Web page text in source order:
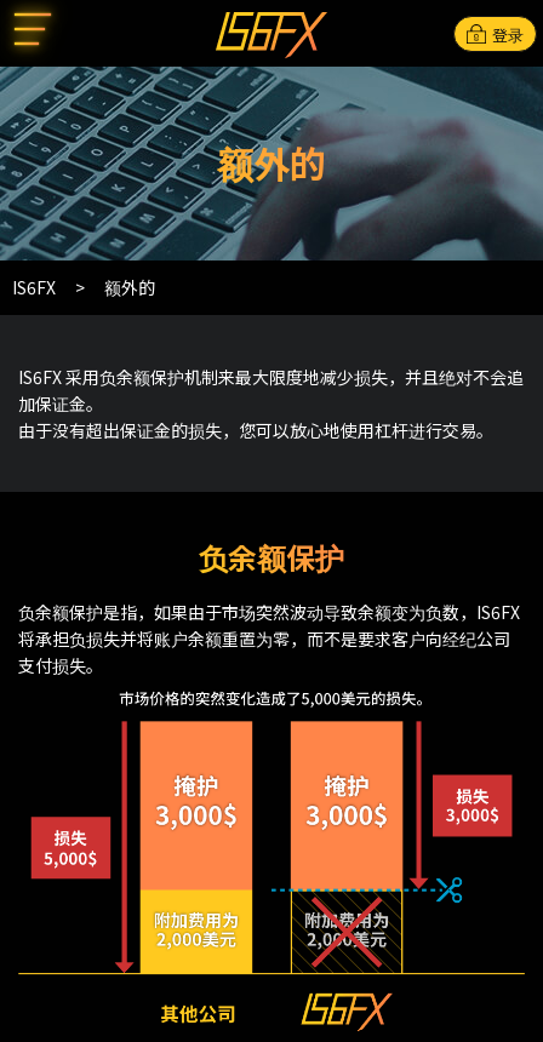
登录
额外的
IS6FX 额外的
IS6FX 采用负余额保护机制来最大限度地减少损失，并且绝对不会追
加保证金。
由于没有超出保证金的损失，您可以放心地使用杠杆进行交易。
负余额保护
负余额保护是指，如果由于市场突然波动导致余额变为负数，IS6FX
将承担负损失并将账户余额重置为零，而不是要求客户向经纪公司
支付损失。